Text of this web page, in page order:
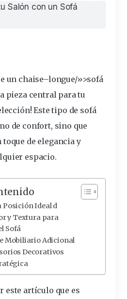
Salón con un Sofá
un chaise–longue/»>sofá
pieza centralpara tu
! Este tipo de sofá
de confort, sino que
toque de elegancia y
espacio.
Ideal d
y Textura para
Sofá
Mobiliario Adicional
Decorativos
este artículo que es